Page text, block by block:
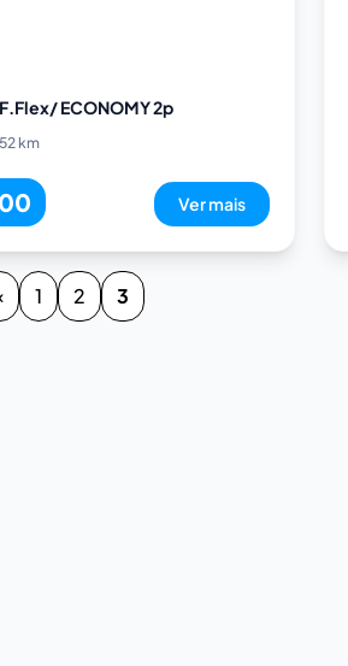
ECONOMY 2p
km
Ver mais
1 2 3